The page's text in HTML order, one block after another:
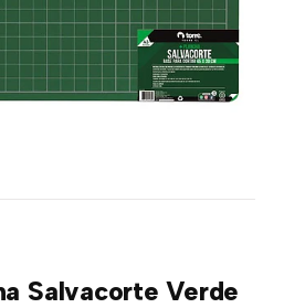
Salvacorte Verde